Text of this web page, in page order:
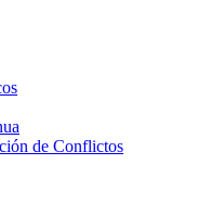
de Conflictos